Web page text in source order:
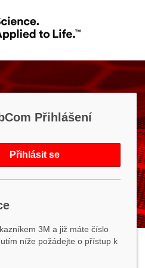
Přihlášení
Přihlásit se
3M a již máte číslo
níže požádejte o přístup k